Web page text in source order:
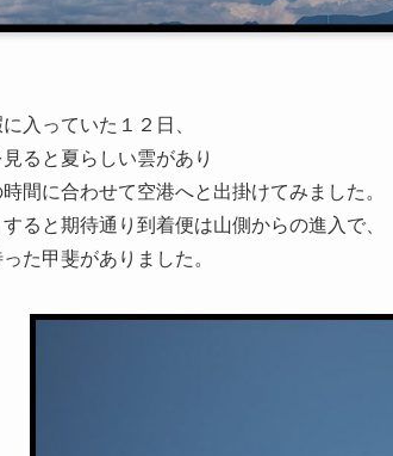
入っていた１２日、
ると夏らしい雲があり
間に合わせて空港へと出掛けてみました。
すると期待通り到着便は山側からの進入で、
た甲斐がありました。